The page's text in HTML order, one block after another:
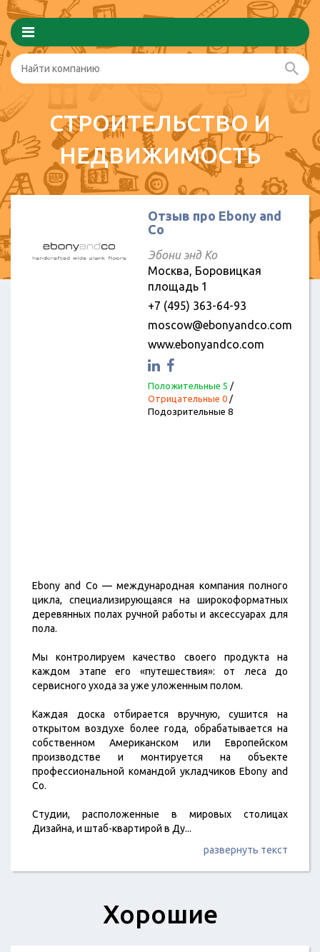
СТРОИТЕЛЬСТВО И
НЕДВИЖИМОСТЬ
Отзыв про Ebony and
Co
Эбони энд Ко
Москва, Боровицкая
площадь 1
+7 (495) 363-64-93
moscow@ebonyandco.com
www.ebonyandco.com
Положительные 5 /
Отрицательные 0/
Подозрительные 8
Ebony and Co — международная компания полного
цикла, специализирующаяся на широкоформатных
деревянных полах ручной работы и аксессуарах для
пола.
Мы контролируем качество своего продукта на
каждом этапе его «путешествия»: от леса до
сервисного ухода за уже уложенным полом.
Каждая доска отбирается вручную, сушится на
открытом воздухе более года, обрабатывается на
собственном Американском или Европейском
производстве и монтируется на объекте
профессиональной командой укладчиков Ebony and
Co.
Студии, расположенные в мировых столицах
Дизайна, и штаб-квартирой в Ду...
развернуть текст
Хорошие